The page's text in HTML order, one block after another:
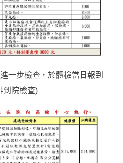
一步檢查，於體檢當日報到
到院檢查)